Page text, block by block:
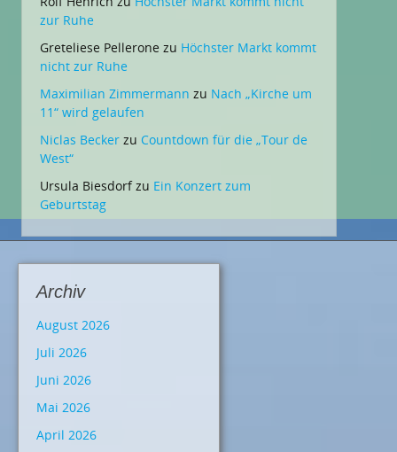
zur Ruhe
Greteliese Pellerone zu Höchster Markt kommt
nicht zur Ruhe
Maximilian Zimmermann zu Nach „Kirche um
11“ wird gelaufen
Niclas Becker zu Countdown für die „Tour de
West“
Ursula Biesdorfzu Ein Konzert zum
Geburtstag
Archiv
August 2026
Juli 2026
Juni 2026
Mai 2026
April 2026